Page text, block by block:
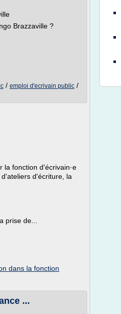
Brazzaville ?
/ emploi d'ecrivain public /
la fonction d'écrivain·e
d'écriture, la
prise de...
dans la fonction
...